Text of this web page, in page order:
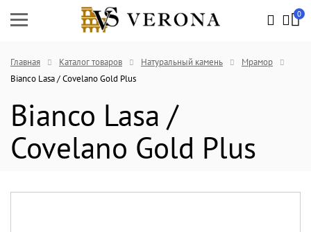
0
Главная Каталог товаров Натуральный камень
Мрамор
Bianco Lasa / Covelano Gold Plus
Bianco Lasa /
Covelano Gold Plus